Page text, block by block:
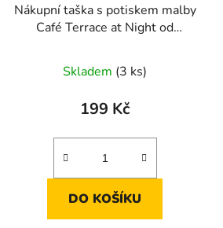
Nákupní taška s potiskem malby
Café Terrace at Night od
Skladem (3 ks)
199 Kč
DO KOŠÍKU